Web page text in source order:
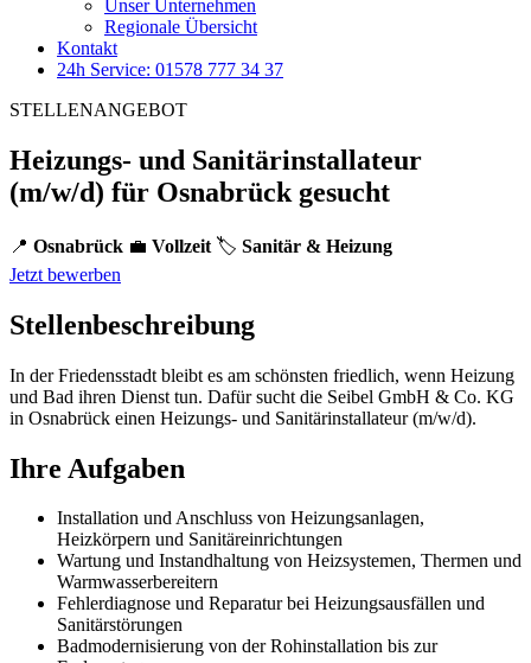
Unser Unternehmen
Regionale Übersicht
Kontakt
24h Service: 01578 777 34 37
STELLENANGEBOT
Heizungs- und Sanitärinstallateur
(m/w/d) für Osnabrück gesucht
📍 Osnabrück 💼 Vollzeit 🏷️ Sanitär & Heizung
Jetzt bewerben
Stellenbeschreibung
In der Friedensstadt bleibt es am schönsten friedlich, wenn Heizung
und Bad ihren Dienst tun. Dafür sucht die Seibel GmbH & Co. KG
in Osnabrück einen Heizungs- und Sanitärinstallateur (m/w/d).
Ihre Aufgaben
Installation und Anschluss von Heizungsanlagen,
Heizkörpern und Sanitäreinrichtungen
Wartung und Instandhaltung von Heizsystemen, Thermen und
Warmwasserbereitern
Fehlerdiagnose und Reparatur bei Heizungsausfällen und
Sanitärstörungen
Badmodernisierung von der Rohinstallation bis zur